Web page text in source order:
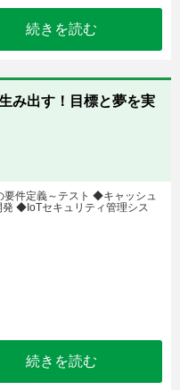
続きを読む
み出す！目標と夢を実
件定義～テスト ◆キャッシュ
◆IoTセキュリティ管理シス
続きを読む